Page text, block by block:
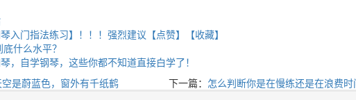
入门指法练习】！！！强烈建议【点赞】【收藏】
什么水平？
，自学钢琴，这些你都不知道直接白学了！
下一篇： 怎么判断你是在慢练还是在浪费时
是蔚蓝色，窗外有千纸鹤